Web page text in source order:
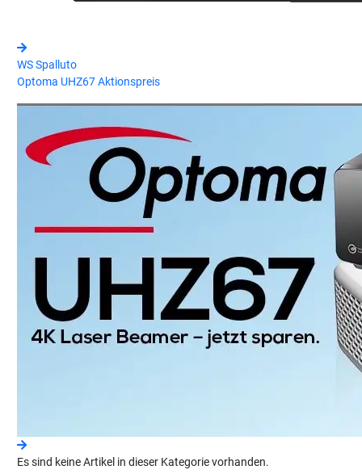
WS Spalluto
Optoma UHZ67 Aktionspreis
Es sind keine Artikel in dieser Kategorie vorhanden.